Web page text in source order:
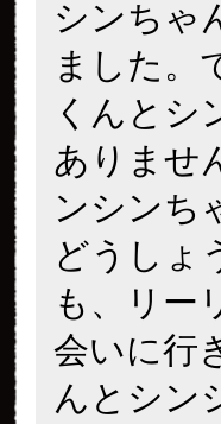
シンちゃ
ました。
くんとシ
ありませ
ンシンち
どうしょ
も、リー
会いに行
んとシン